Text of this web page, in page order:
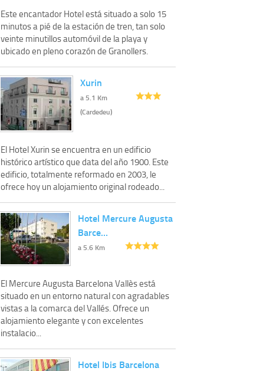
Este encantador Hotel está situado a solo 15
minutos a pié de la estación de tren, tan solo
veinte minutillos automóvil de la playa y
ubicado en pleno corazón de Granollers.
Xurin
a 5.1 Km
(Cardedeu)
El Hotel Xurin se encuentra en un edificio
histórico artístico que data del año 1900. Este
edificio, totalmente reformado en 2003, le
ofrece hoy un alojamiento original rodeado...
Hotel Mercure Augusta
Barce…
a 5.6 Km
El Mercure Augusta Barcelona Vallès está
situado en un entorno natural con agradables
vistas a la comarca del Vallés. Ofrece un
alojamiento elegante y con excelentes
instalacio...
Hotel Ibis Barcelona